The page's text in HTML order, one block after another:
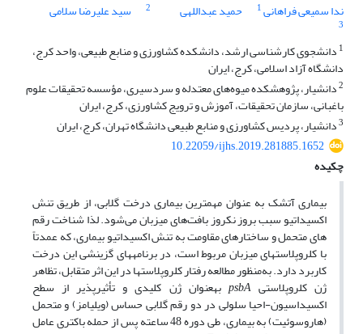
ندا سمیعی فراهانی1 حمید عبداللهی 2 سید علیرضا سلامی
3
1 دانشجوی کارشناسی ارشد، دانشکده کشاورزی و منابع طبیعی، واحد کرج،
دانشگاه آزاد اسلامی، کرج، ایران
2دانشیار، پژوهشکده میوه‌های معتدله و سردسیری، مؤسسه تحقیقات علوم
باغبانی، سازمان تحقیقات، آموزش و ترویج کشاورزی، ‏کرج، ایران
3دانشیار، پردیس کشاورزی و منابع طبیعی دانشگاه تهران، کرج، ایران
10.22059/ijhs.2019.281885.1652
چکیده
بیماری آتشک به عنوان مهم­ترین بیماری درخت گلابی، از طریق تنش
اکسیداتیو سبب بروز نکروز بافت‌های میزبان می‌شود. لذا شناخت رقم
های متحمل و ساختارهای مقاومت به تنش اکسیداتیو بیماری، که عمدتاً
با کلروپلاست­های میزبان مربوط است، در برنامه­های گزینشی این درخت
کاربرد دارد. به‌منظور مطالعه رفتار کلروپلاست­ها در این اثر متقابل، تظاهر
ژن کلروپلاستیpsbAبه­عنوان ژن کلیدی و تأثیرپذیر از سطح
اکسیداسیون-احیا سلولی در دو رقم گلابی حساس (ویلیامز) و متحمل
(هاروسوئیت) به بیماری، طی دوره 48 ساعته پس از حمله باکتری عامل